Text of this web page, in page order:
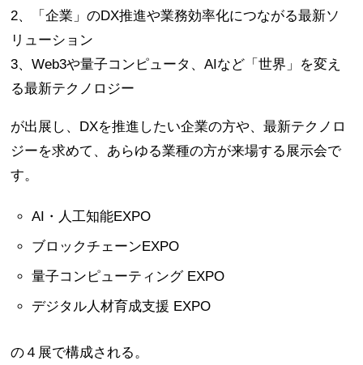
2、「企業」のDX推進や業務効率化につながる最新ソ
リューション
3、Web3や量子コンピュータ、AIなど「世界」を変え
る最新テクノロジー
が出展し、DXを推進したい企業の方や、最新テクノロ
ジーを求めて、あらゆる業種の方が来場する展示会で
す。
AI・人工知能EXPO
ブロックチェーンEXPO
量子コンピューティング EXPO
デジタル人材育成支援 EXPO
の４展で構成される。